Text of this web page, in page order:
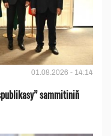
01.08.2026 - 14:14
sammitiniň